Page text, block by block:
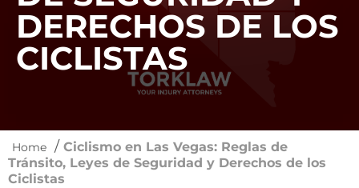
DERECHOS DE LOS
CICLISTAS
Home / Ciclismo en Las Vegas: Reglas de
Tránsito, Leyes de Seguridad y Derechos de los
Ciclistas